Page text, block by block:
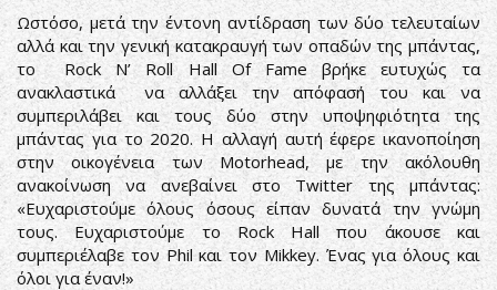
Ωστόσο, μετά την έντονη αντίδραση των δύο τελευταίων
αλλά και την γενική κατακραυγή των οπαδών της μπάντας,
το Rock N’ Roll Hall Of Fame βρήκε ευτυχώς τα
ανακλαστικά να αλλάξει την απόφασή του και να
συμπεριλάβει και τους δύο στην υποψηφιότητα της
μπάντας για το 2020. Η αλλαγή αυτή έφερε ικανοποίηση
στην οικογένεια των Motorhead, με την ακόλουθη
ανακοίνωση να ανεβαίνει στο Twitter της μπάντας:
«Ευχαριστούμε όλους όσους είπαν δυνατά την γνώμη
τους. Ευχαριστούμε το Rock Hall που άκουσε και
συμπεριέλαβε τον Phil και τον Mikkey. Ένας για όλους και
όλοι για έναν!»